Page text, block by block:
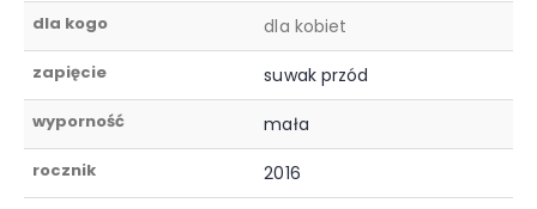
dla kogo dla kobiet
zapięcie suwak przód
wyporność mała
rocznik 2016